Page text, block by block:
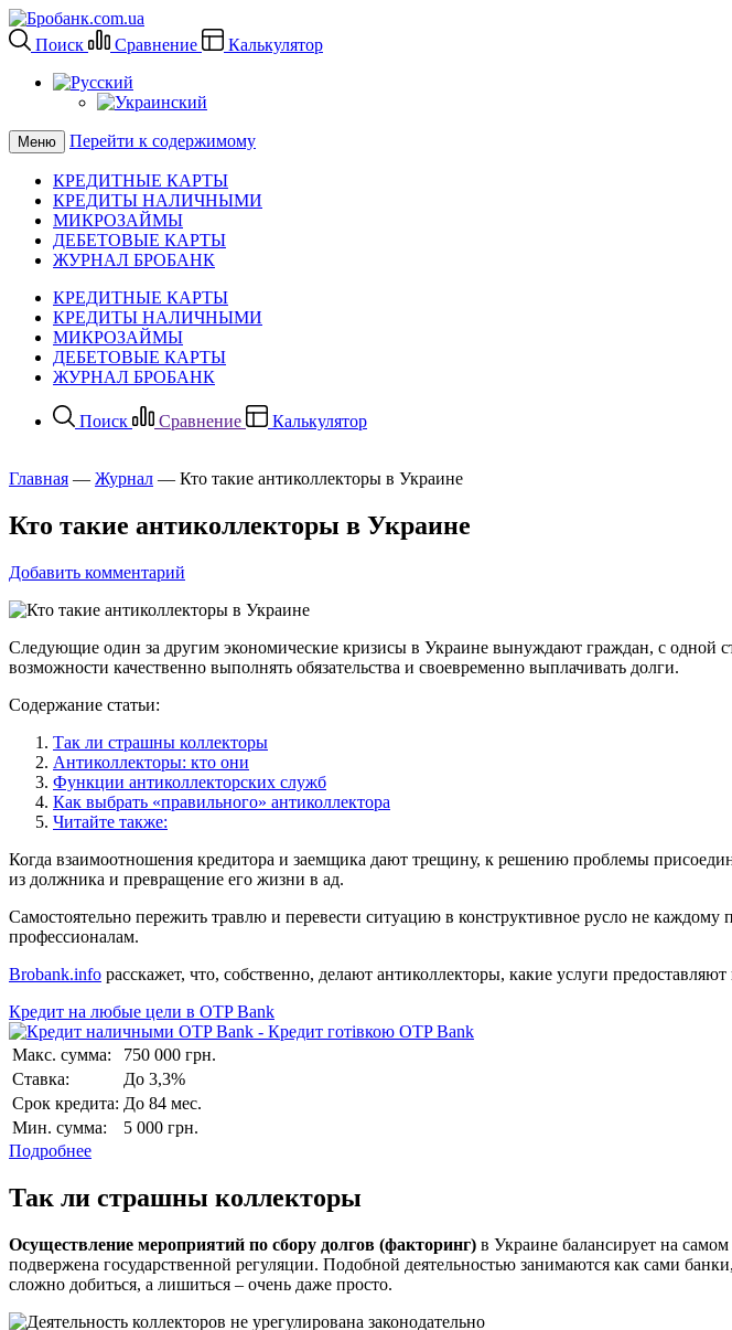
Поиск Сравнение Калькулятор
Меню Перейти к содержимому
КРЕДИТНЫЕ КАРТЫ
КРЕДИТЫ НАЛИЧНЫМИ
МИКРОЗАЙМЫ
ДЕБЕТОВЫЕ КАРТЫ
ЖУРНАЛ БРОБАНК
КРЕДИТНЫЕ КАРТЫ
КРЕДИТЫ НАЛИЧНЫМИ
МИКРОЗАЙМЫ
ДЕБЕТОВЫЕ КАРТЫ
ЖУРНАЛ БРОБАНК
Поиск Сравнение Калькулятор
Главная — Журнал — Кто такие антиколлекторы в Украине
Кто такие антиколлекторы в Украине
Добавить комментарий
Следующие один за другим экономические кризисы в Украине вынуждают граждан, с одной
возможности качественно выполнять обязательства и своевременно выплачивать долги.
Содержание статьи:
Так ли страшны коллекторы
Антиколлекторы: кто они
Функции антиколлекторских служб
Как выбрать «правильного» антиколлектора
Читайте также:
Когда взаимоотношения кредитора и заемщика дают трещину, к решению проблемы
из должника и превращение его жизни в ад.
Самостоятельно пережить травлю и перевести ситуацию в конструктивное русло не
профессионалам.
Brobank.info расскажет, что, собственно, делают антиколлекторы, какие услуги
Кредит на любые цели в OTP Bank
Макс. сумма:
750 000 грн.
Ставка:
До 3,3%
Срок кредита: До 84 мес.
Мин. сумма:
5 000 грн.
Подробнее
Так ли страшны коллекторы
Осуществление мероприятий по сбору долгов (факторинг) в Украине балансирует на
подвержена государственной регуляции. Подобной деятельностью занимаются как сами
сложно добиться, а лишиться – очень даже просто.